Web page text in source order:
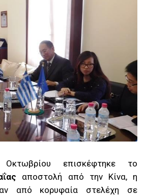
επισκέφτηκε το
αποστολή από την Κίνα, η
από κορυφαία στελέχη σε